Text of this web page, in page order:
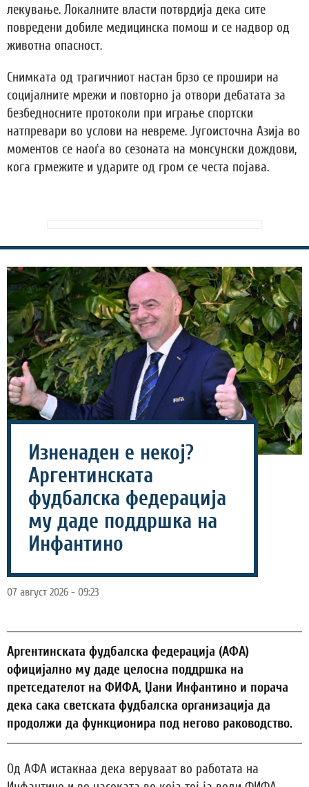
лекување. Локалните власти потврдија дека сите
повредени добиле медицинска помош и се надвор од
животна опасност.
Снимката од трагичниот настан брзо се прошири на
социјалните мрежи и повторно ја отвори дебатата за
безбедносните протоколи при играње спортски
натпревари во услови на невреме. Југоисточна Азија во
моментов се наоѓа во сезоната на монсунски дождови,
кога грмежите и ударите од гром се честа појава.
Изненаден е некој?
Аргентинската
фудбалска федерација
му даде поддршка на
Инфантино
07 август 2026 - 09:23
Аргентинската фудбалска федерација (АФА)
официјално му даде целосна поддршка на
претседателот на ФИФА, Џани Инфантино и порача
дека сака светската фудбалска организација да
продолжи да функционира под негово раководство.
Од АФА истакнаа дека веруваат во работата на